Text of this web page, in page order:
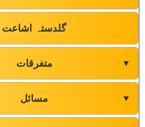
گلدستہ اشاعت
متفرقات ▼
مسائل ▼